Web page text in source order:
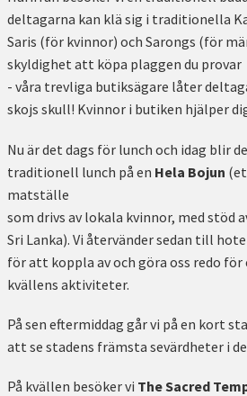
deltagarna kan klä sig i traditionella
Saris (för kvinnor) och Sarongs (för
skyldighet att köpa plaggen du provar
- våra trevliga butiksägare låter
skojs skull! Kvinnor i butiken hjälper
Nu är det dags för lunch och idag blir
traditionell lunch på en Hela Bojun
matställe
som drivs av lokala kvinnor, med stöd
Sri Lanka). Vi återvänder sedan till
för att koppla av och göra oss redo för
kvällens aktiviteter.
På sen eftermiddag går vi på en kort
att se stadens främsta sevärdheter i
På kvällen besöker vi The Sacred